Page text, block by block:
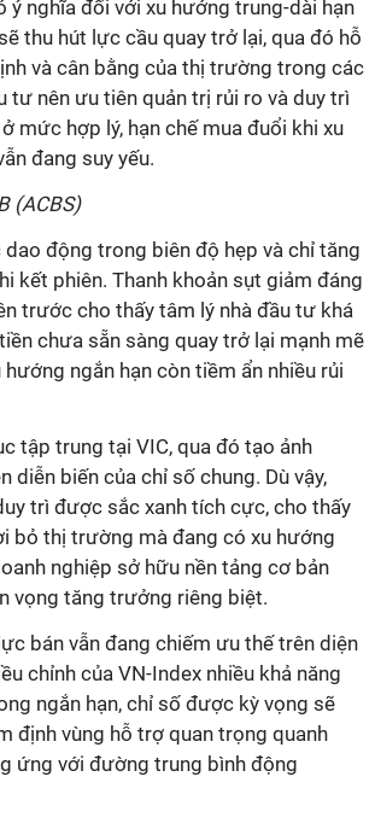
ý nghĩa đối với xu hướng trung-dài hạn
thu hút lực cầu quay trở lại, qua đó hỗ
và cân bằng của thị trường trong các
tư nên ưu tiên quản trị rủi ro và duy trì
mức hợp lý, hạn chế mua đuổi khi xu
đang suy yếu.
(ACBS)
động trong biên độ hẹp và chỉ tăng
kết phiên. Thanh khoản sụt giảm đáng
trước cho thấy tâm lý nhà đầu tư khá
chưa sẵn sàng quay trở lại mạnh mẽ
ngắn hạn còn tiềm ẩn nhiều rủi
tập trung tại VIC, qua đó tạo ảnh
diễn biến của chỉ số chung. Dù vậy,
trì được sắc xanh tích cực, cho thấy
bỏ thị trường mà đang có xu hướng
nghiệp sở hữu nền tảng cơ bản
vọng tăng trưởng riêng biệt.
bán vẫn đang chiếm ưu thế trên diện
chỉnh của VN-Index nhiều khả năng
ngắn hạn, chỉ số được kỳ vọng sẽ
định vùng hỗ trợ quan trọng quanh
ứng với đường trung bình động